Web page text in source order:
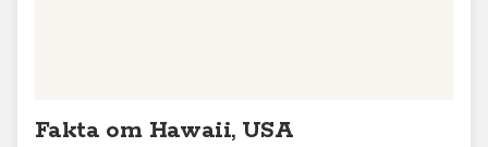
Fakta om Hawaii, USA